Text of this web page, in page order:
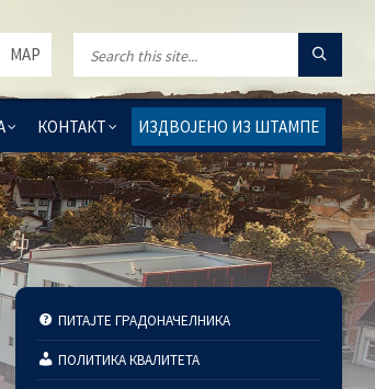
КОНТАКТ ИЗДВОЈЕНО ИЗ ШТАМПЕ
MAP
ПИТАЈТЕ ГРАДОНАЧЕЛНИКА
ПОЛИТИКА КВАЛИТЕТА